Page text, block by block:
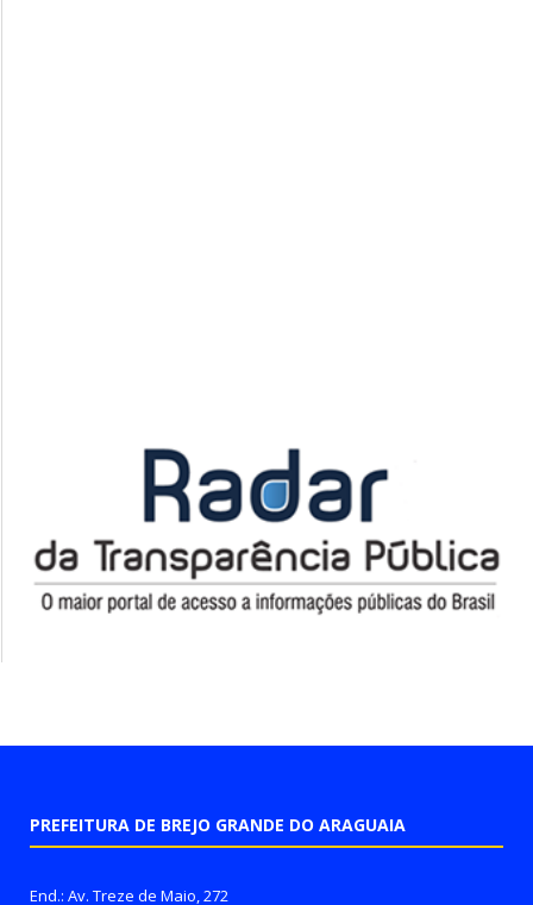
PREFEITURA DE BREJO GRANDE DO ARAGUAIA
End.: Av. Treze de Maio, 272